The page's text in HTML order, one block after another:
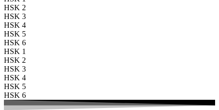
HSK 2
HSK 3
HSK 4
HSK 5
HSK 6
HSK 1
HSK 2
HSK 3
HSK 4
HSK 5
HSK 6